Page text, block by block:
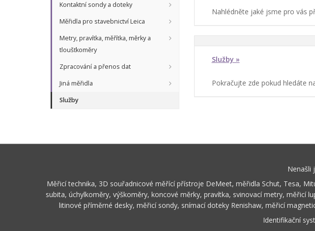
Kontaktní sondy a doteky
Měřidla pro stavebnictví Leica
Metry, pravítka, měřítka, měrky a
tloušťkoměry
Zpracování a přenos dat
Jiná měřidla
Služby
Nahlédněte jaké jsme pro vás
Služby »
Pokračujte zde pokud hledáte
Nenašli
Měřicí technika, 3D souřadnicové měřící přístroje DeMeet, měřidla Schut, Tesa,
subita, úchylkoměry, výškoměry, koncové měrky, pravítka, svinovací metry, měřicí
litinové příměrné desky, měřicí sondy, snímací doteky Renishaw, měřicí
Identifikační